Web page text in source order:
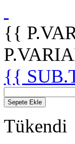
{{
{{
Sepete Ekle
Tükendi